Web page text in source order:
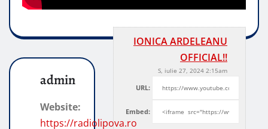
IONICA ARDELEANU
OFFICIAL!!
S, iulie 27, 2024 2:15am
URL:
Embed:
admin
Website:
https://radiolipova.ro